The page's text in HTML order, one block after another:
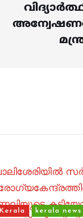
Kerala kerala news